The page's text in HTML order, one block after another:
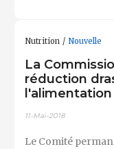
Nutrition Nouvelle
La
réduction
11-Mai-2018
Le Comité